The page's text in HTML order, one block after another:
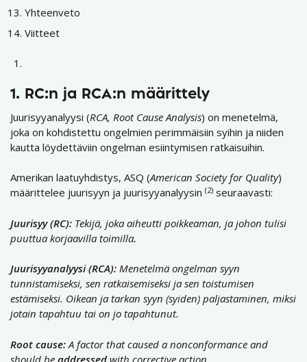
Yhteenveto
Viitteet
1. RC:n ja RCA:n määrittely
Juurisyyanalyysi (RCA, Root Cause Analysis) on menetelmä,
joka on kohdistettu ongelmien perimmäisiin syihin ja niiden
kautta löydettäviin ongelman esiintymisen ratkaisuihin.
Amerikan laatuyhdistys, ASQ (American Society for Quality)
määrittelee juurisyyn ja juurisyyanalyysin (2) seuraavasti:
Juurisyy (RC): Tekijä, joka aiheutti poikkeaman, ja johon tulisi
puuttua korjaavilla toimilla.
Juurisyyanalyysi (RCA): Menetelmä ongelman syyn
tunnistamiseksi, sen ratkaisemiseksi ja sen toistumisen
estämiseksi. Oikean ja tarkan syyn (syiden) paljastaminen, miksi
jotain tapahtuu tai on jo tapahtunut.
Root cause: A factor that caused a nonconformance and
should be addressed with corrective action.